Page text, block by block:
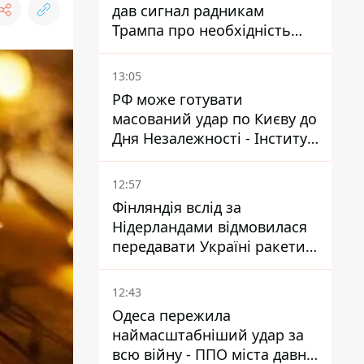
дав сигнал радникам
Трампа про необхідність
закінчувати війну з Іраном –
ЗМІ
13:05
РФ може готувати
масований удар по Києву до
Дня Незалежності - Інститут
вивчення війни
12:57
Фінляндія вслід за
Нідерландами відмовилася
передавати Україні ракети
ППО Patriot
12:43
Одеса пережила
наймасштабніший удар за
всю війну - ППО міста давно